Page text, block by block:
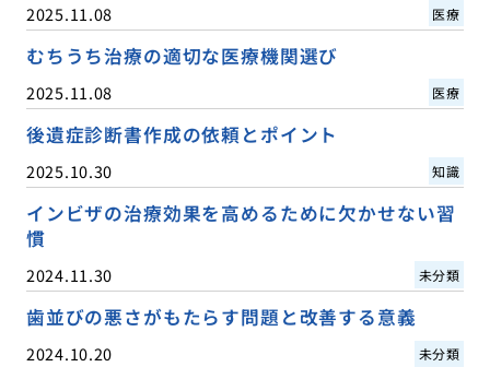
2025.11.08 医療
むちうち治療の適切な医療機関選び
2025.11.08 医療
後遺症診断書作成の依頼とポイント
2025.10.30 知識
インビザの治療効果を高めるために欠かせない習
慣
2024.11.30 未分類
歯並びの悪さがもたらす問題と改善する意義
2024.10.20 未分類